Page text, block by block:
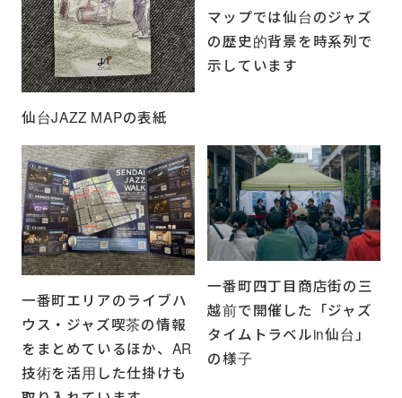
仙台JAZZ MAPの表紙
マップでは仙台のジャズ
の歴史的背景を時系列で
示しています
一番町エリアのライブハ
ウス・ジャズ喫茶の情報
をまとめているほか、AR
技術を活用した仕掛けも
一番町四丁目商店街の三
越前で開催した「ジャズ
タイムトラベルin仙台」
の様子